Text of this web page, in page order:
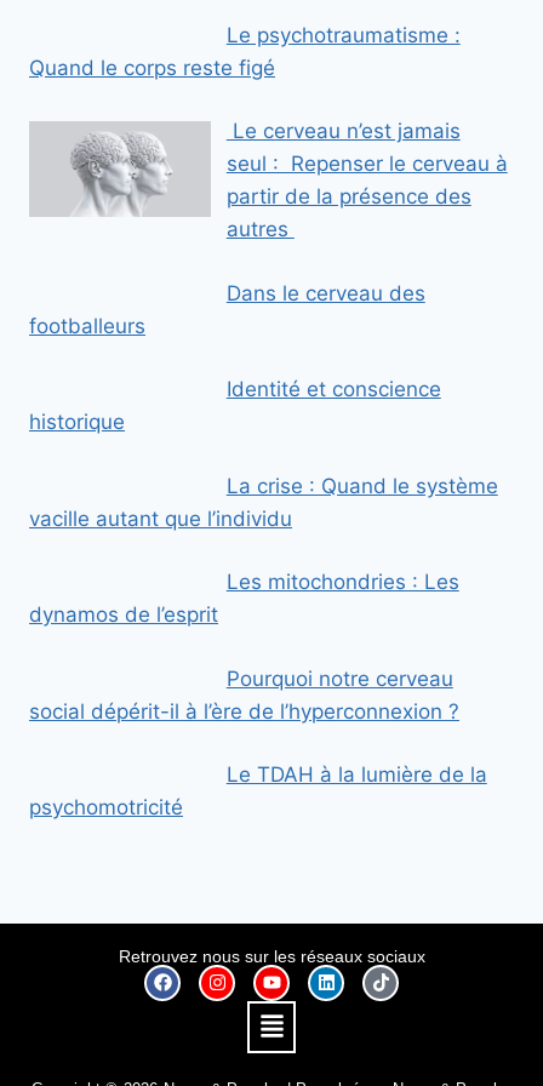
l
Le psychotraumatisme :
Quand le corps reste figé
Le cerveau n’est jamais
seul : Repenser le cerveau à
partir de la présence des
autres
Dans le cerveau des
footballeurs
Identité et conscience
historique
La crise : Quand le système
vacille autant que l’individu
Les mitochondries : Les
dynamos de l’esprit
Pourquoi notre cerveau
social dépérit-il à l’ère de l’hyperconnexion ?
Le TDAH à la lumière de la
psychomotricité
Retrouvez nous sur les réseaux sociaux